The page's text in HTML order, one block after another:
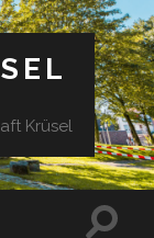
Krüsel